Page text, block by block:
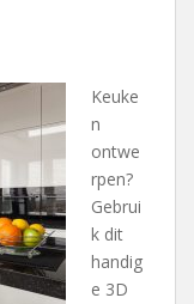
Keuke
n
ontwe
rpen?
Gebrui
k dit
handig
e 3D